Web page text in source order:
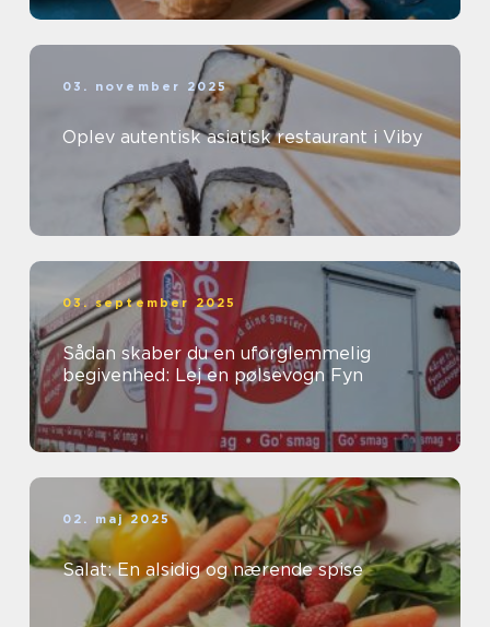
03. november 2025
Oplev autentisk asiatisk restaurant i Viby
03. september 2025
Sådan skaber du en uforglemmelig
begivenhed: Lej en pølsevogn Fyn
02. maj 2025
Salat: En alsidig og nærende spise